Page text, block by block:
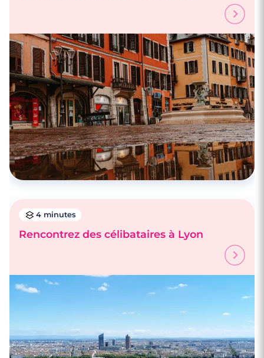
4 minutes
Rencontrez des célibataires à Lyon